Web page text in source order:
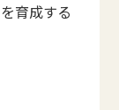
育成する